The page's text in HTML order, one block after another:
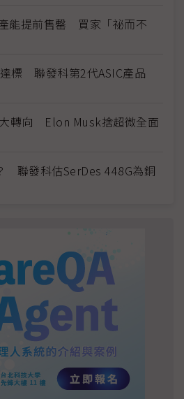
能提前售罄 買家「祕而不
標 聯發科第2代ASIC產品
轉向 Elon Musk捨超微全面
聯發科估SerDes 448G為銅